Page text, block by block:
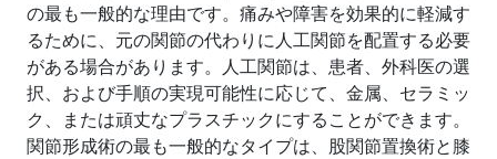
の最も一般的な理由です。痛みや障害を効果的に軽減す
るために、元の関節の代わりに人工関節を配置する必要
がある場合があります。人工関節は、患者、外科医の選
択、および手順の実現可能性に応じて、金属、セラミッ
ク、または頑丈なプラスチックにすることができます。
関節形成術の最も一般的なタイプは、股関節置換術と膝